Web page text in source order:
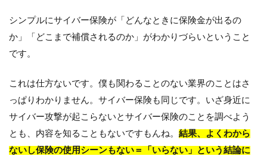
シンプルにサイバー保険が「どんなときに保険金が出るの
か」「どこまで補償されるのか」がわかりづらいということ
です。
これは仕方ないです。僕も関わることのない業界のことはさ
っぱりわかりません。サイバー保険も同じです。いざ身近に
サイバー攻撃が起こらないとサイバー保険のことを調べよう
とも、内容を知ることもないですもんね。 結果、よくわから
ないし保険の使用シーンもない＝「いらない」という結論に